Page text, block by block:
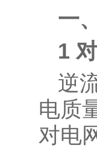
一
1
逆
电质
对电